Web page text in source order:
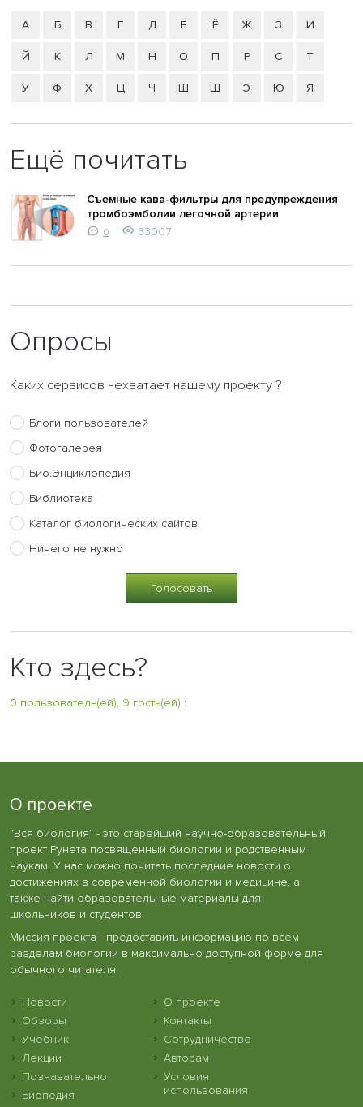
А Б В Г Д Е Ё Ж З И
Й К Л М Н О П Р С Т
У Ф Х Ц Ч Ш Щ Э Ю Я
Ещё почитать
Съемные кава-фильтры для предупреждения
тромбоэмболии легочной артерии
0 33007
Опросы
Каких сервисов нехватает нашему проекту ?
Блоги пользователей
Фотогалерея
Био.Энциклопедия
Библиотека
Каталог биологических сайтов
Ничего не нужно
Кто здесь?
0 пользователь(ей), 9 гость(ей) :
О проекте
"Вся биология" - это старейший научно-образовательный
проект Рунета посвященный биологии и родственным
наукам. У нас можно почитать последние новости о
достижениях в современной биологии и медицине, а
также найти образовательные материалы для
школьников и студентов.
Миссия проекта - предоставить информацию по всем
разделам биологии в максимально доступной форме для
обычного читателя.
Новости
Обзоры
Учебник
Лекции
Познавательно
Биопедия
О проекте
Контакты
Сотрудничество
Авторам
Условия
использования